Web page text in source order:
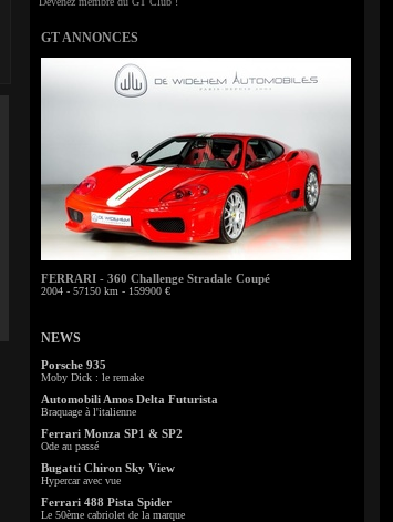
GT ANNONCES
FERRARI - 360 Challenge Stradale Coupé
2004 - 57150 km - 159900 €
NEWS
Porsche 935
Moby Dick : le remake
Automobili Amos Delta Futurista
Braquage à l'italienne
Ferrari Monza SP1 & SP2
Ode au passé
Bugatti Chiron Sky View
Hypercar avec vue
Ferrari 488 Pista Spider
Le 50ème cabriolet de la marque